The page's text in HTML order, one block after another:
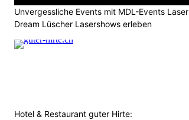
Unvergessliche Events mit MDL-Events Laser
Dream Lüscher Lasershows erleben
Hotel & Restaurant guter Hirte: